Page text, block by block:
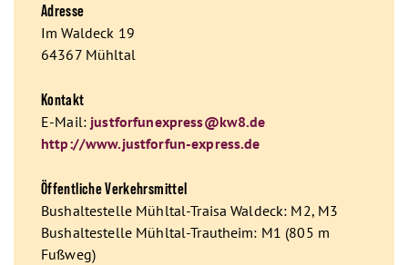
Adresse
Im Waldeck 19
64367 Mühltal
Kontakt
E-Mail: justforfunexpress@kw8.de
http://www.justforfun-express.de
Öffentliche Verkehrsmittel
Bushaltestelle Mühltal-Traisa Waldeck: M2, M3
Bushaltestelle Mühltal-Trautheim: M1 (805 m
Fußweg)